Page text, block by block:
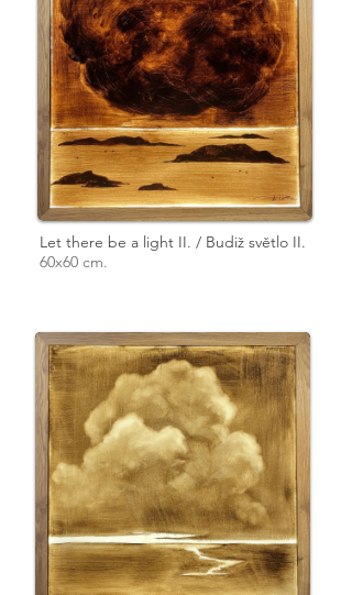
Let there be a light II. / Budiž světlo II.
60x60 cm.